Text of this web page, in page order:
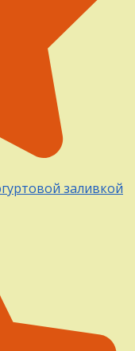
заливкой